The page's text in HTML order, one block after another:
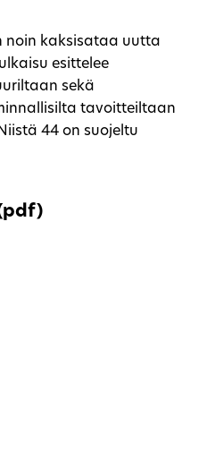
noin kaksisataa uutta
esittelee
sekä
tavoitteiltaan
44 on suojeltu
Twitter
palvelussa Email